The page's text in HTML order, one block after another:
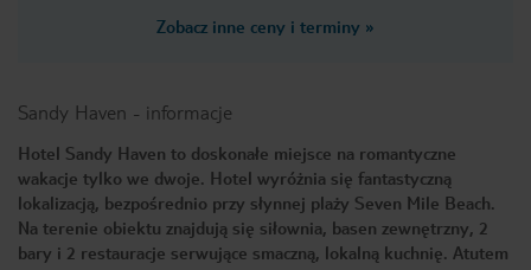
Zobacz inne ceny i terminy »
Sandy Haven - informacje
Hotel Sandy Haven to doskonałe miejsce na romantyczne
wakacje tylko we dwoje. Hotel wyróżnia się fantastyczną
lokalizacją, bezpośrednio przy słynnej plaży Seven Mile Beach.
Na terenie obiektu znajdują się siłownia, basen zewnętrzny, 2
bary i 2 restauracje serwujące smaczną, lokalną kuchnię. Atutem